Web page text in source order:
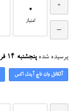
0
امتیاز
پرسیده شده پنجشنبه ۱۴ فروردین ۱۳۹۳
آلکاتل وان تاچ آیدل اکس